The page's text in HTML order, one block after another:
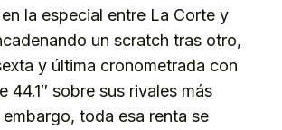
la especial entre La Corte y
un scratch tras otro,
y última cronometrada con
44.1″ sobre sus rivales más
toda esa renta se